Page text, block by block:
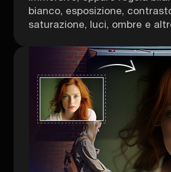
bianco, esposizione,
saturazione, luci, ombre e